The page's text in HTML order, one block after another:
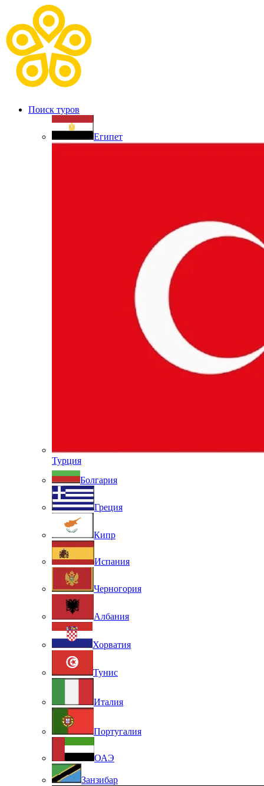
Поиск туров
Египет
Турция
Болгария
Греция
Кипр
Испания
Черногория
Албания
Хорватия
Тунис
Италия
Португалия
ОАЭ
Занзибар